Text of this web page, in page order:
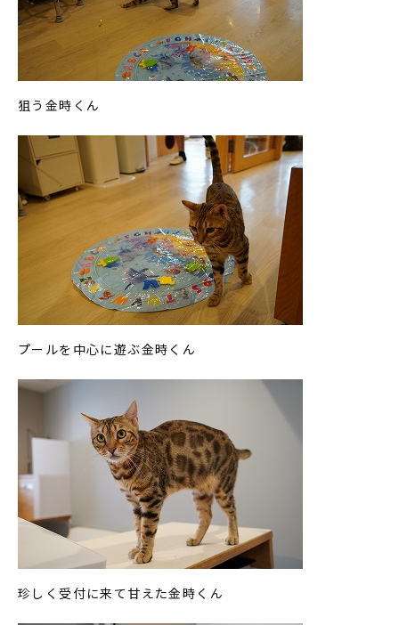
狙う金時くん
プールを中心に遊ぶ金時くん
珍しく受付に来て甘えた金時くん